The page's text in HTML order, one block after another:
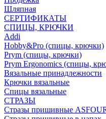
Шляпная
СЕРТИФИКАТЫ
СПИЦЫ, КРЮЧКИ
Addi
Hobby&Pro (спицы, крючки)
Prym (спицы, крючки)
Prym Ergonomics (спицы,
Вязальные принадлежности
Крючки вязальные
Спицы вязальные
СТРАЗЫ
Стразы пришивные